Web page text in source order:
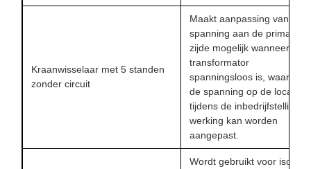
Kraanwisselaar met 5 standen
zonder circuit
Maakt aanpassing van de
spanning aan de primaire
zijde mogelijk wanneer de
transformator
spanningsloos is, waardoor
de spanning op de locatie
tijdens de inbedrijfstelling of
werking kan worden
aangepast.
Wordt gebruikt voor isolatie